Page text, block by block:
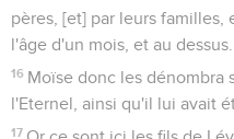
pères, [et] par leurs
l'âge d'un mois, et au dessus.
16 Moïse donc les dénombra
l'Eternel, ainsi qu'il lui avait
17